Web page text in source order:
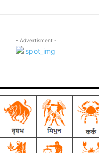
- Advertisment -